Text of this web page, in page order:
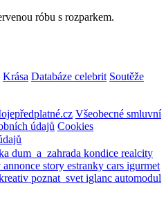
róbu s rozparkem.
Krása Databáze celebrit Soutěže
Všeobecné smluvní
údajů Cookies
dum_a_zahrada kondice realcity
annonce story estranky cars igurmet
poznat_svet iglanc automodul